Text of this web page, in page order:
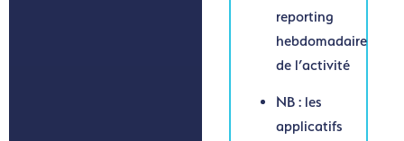
reporting
hebdomadaire
de l’activité
NB : les
applicatifs